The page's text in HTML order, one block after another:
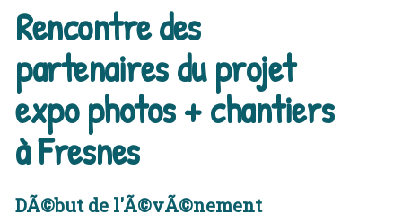
Rencontre des
partenaires du projet
expo photos + chantiers
à Fresnes
DÃ©but de l'Ã©vÃ©nement